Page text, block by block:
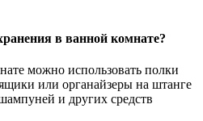
в ванной комнате?
можно использовать полки
или органайзеры на штанге
и других средств